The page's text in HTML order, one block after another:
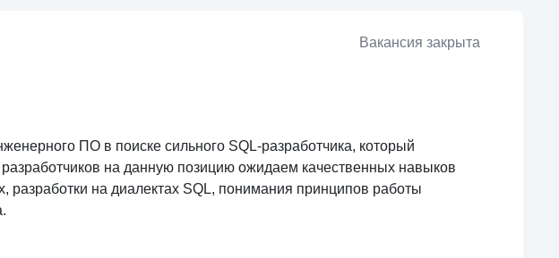
Вакансия закрыта
ПО в поиске сильного SQL-разработчика, который
на данную позицию ожидаем качественных навыков
разработки на диалектах SQL, понимания принципов работы